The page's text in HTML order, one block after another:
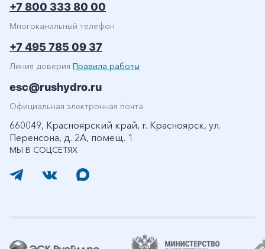
МЫ В СОЦСЕТЯХ
+7 800 333 80 00
Многоканальный телефон
+7 495 785 09 37
Линия доверия Правила работы
esc@rushydro.ru
Официальная электронная почта
660049, Красноярский край, г. Красноярск, ул.
Перенсона, д. 2А, помещ. 1